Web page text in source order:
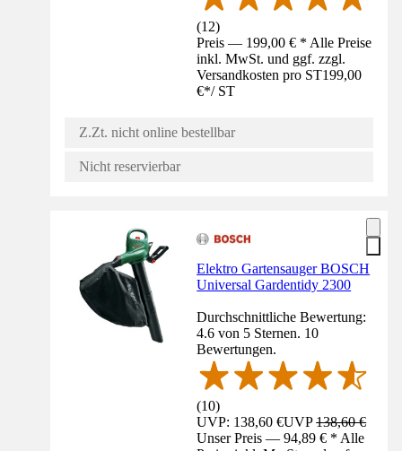
(12)
Preis — 199,00 € * Alle Preise
inkl. MwSt. und ggf. zzgl.
Versandkosten pro ST199,00
€*/ ST
Z.Zt. nicht online bestellbar
Nicht reservierbar
Elektro Gartensauger BOSCH
Universal Gardentidy 2300
Durchschnittliche Bewertung:
4.6 von 5 Sternen. 10
Bewertungen.
(10)
UVP: 138,60 €UVP138,60 €
Unser Preis — 94,89 € * Alle